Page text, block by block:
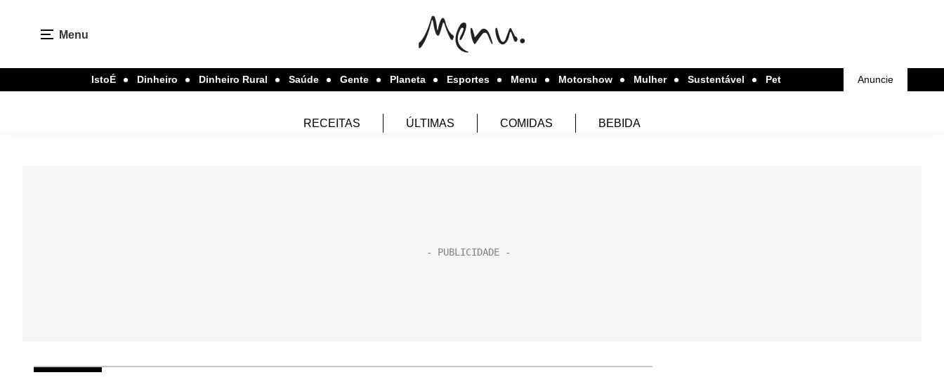
Menu
IstoÉ Dinheiro Dinheiro Rural Saúde Gente Planeta Esportes Menu Motorshow Mulher Sustentável Pet Anuncie
RECEITAS ÚLTIMAS COMIDAS BEBIDA